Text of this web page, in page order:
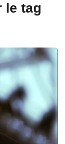
le tag